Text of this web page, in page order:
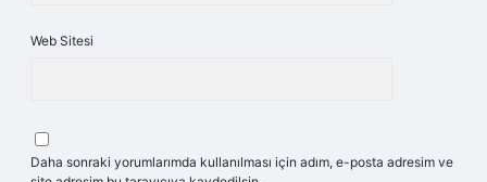
Web Sitesi
Daha sonraki yorumlarımda kullanılması için adım, e-posta adresim ve